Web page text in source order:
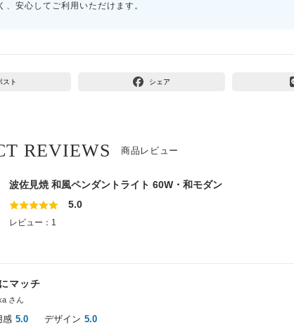
、安心してご利用いただけます。
スト シェア
商品レビュー
REVIEWS
波佐見焼 和風ペンダントライト 60W・和モダン
5.0
レビュー：1
マッチ
さん
感 5.0 デザイン 5.0